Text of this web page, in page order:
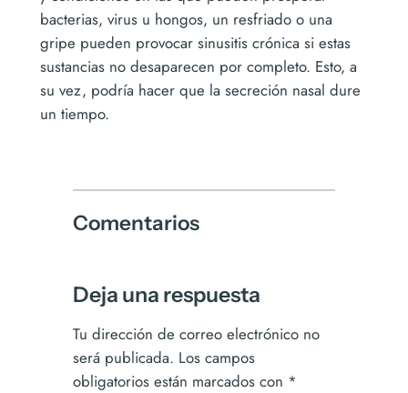
bacterias, virus u hongos, un resfriado o una
gripe pueden provocar sinusitis crónica si estas
sustancias no desaparecen por completo. Esto, a
su vez, podría hacer que la secreción nasal dure
un tiempo.
Comentarios
Deja una respuesta
Tu dirección de correo electrónico no
será publicada. Los campos
obligatorios están marcados con *